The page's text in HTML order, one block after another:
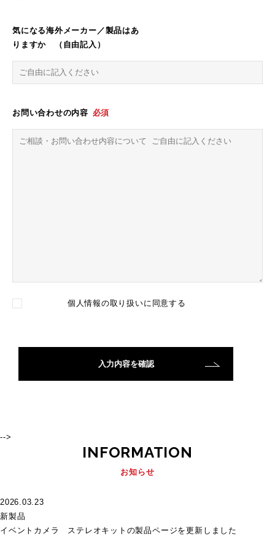
気になる海外メーカー／製品はあ
りますか （自由記入）
お問い合わせの内容 必須
個人情報の取り扱いに同意する
-->
INFORMATION
お知らせ
2026.03.23
新製品
イベントカメラ ステレオキットの製品ページを更新しました